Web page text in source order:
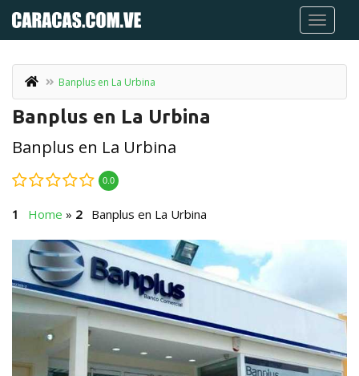
Banplus en La Urbina
Banplus en La Urbina
Banplus en La Urbina
0.0
Home » Banplus en La Urbina